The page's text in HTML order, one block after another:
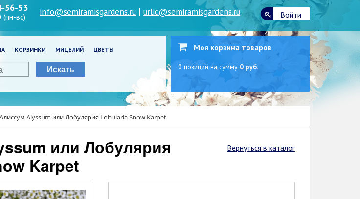
56-53
вс) info@semiramisgardens.ru |urlic@semiramisgardens.ru Войти
КОРЗИНКИ МИЦЕЛИЙ ЦВЕТЫ
Искать
Моя корзина товаров
0 позиций на сумму 0 руб.
Алиссум Alyssum или Лобулярия Lobularia Snow Karpet
Вернуться в каталог
Karpet